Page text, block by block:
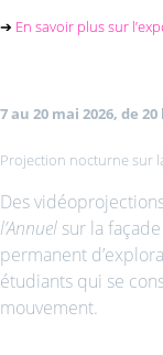
➔ En savoir plus sur
7 au 20 mai 2026, de
Projection nocturne sur
Des
l’Annuel sur la
permanent
étudiants qui se
mouvement.